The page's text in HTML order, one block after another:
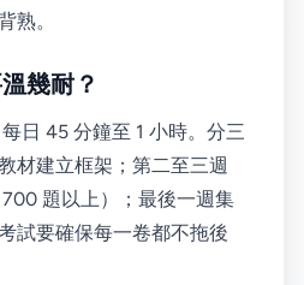
熟。
幾耐？
日 45 分鐘至 1 小時。分三
材建立框架；第二至三週
題以上）；最後一週集
試要確保每一卷都不拖後